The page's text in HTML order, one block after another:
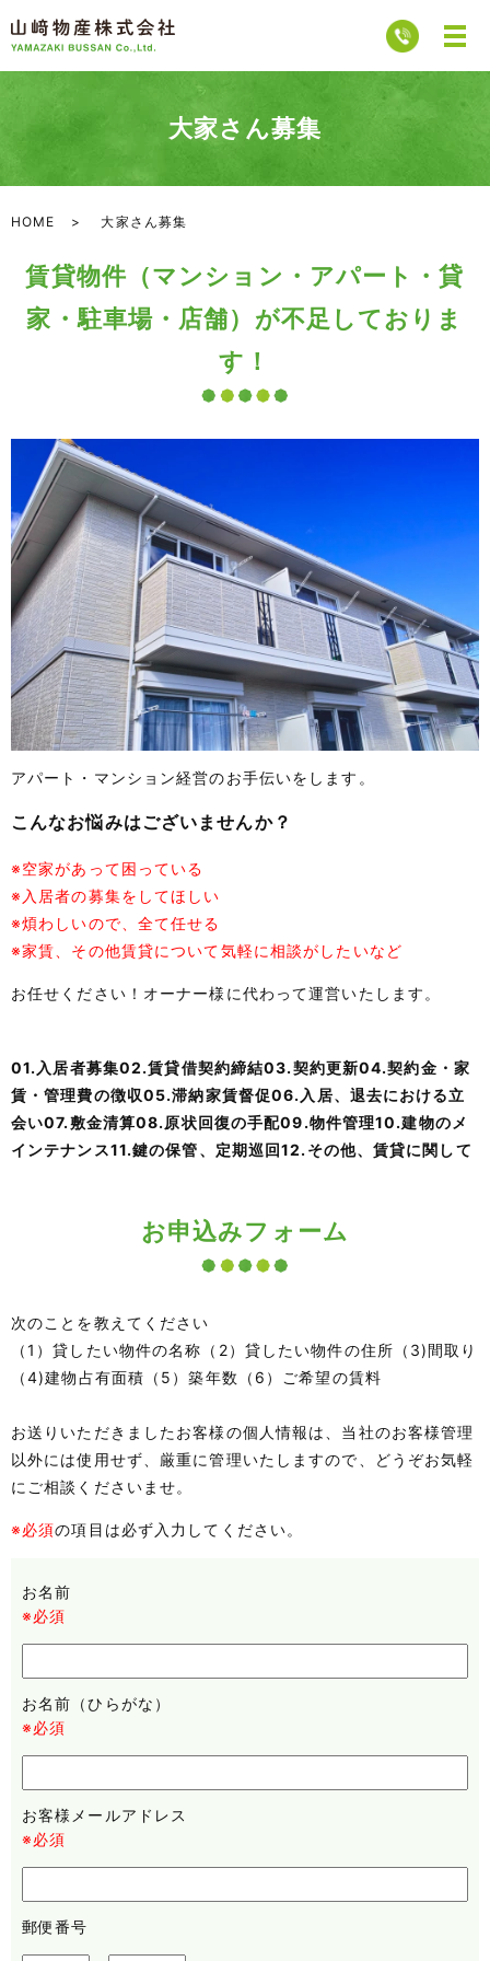
大家さん募集
HOME 大家さん募集
賃貸物件（マンション・アパート・貸
家・駐車場・店舗）が不足しておりま
す！
アパート・マンション経営のお手伝いをします。
こんなお悩みはございませんか？
※空家があって困っている
※入居者の募集をしてほしい
※煩わしいので、全て任せる
※家賃、その他賃貸について気軽に相談がしたいなど
お任せください！オーナー様に代わって運営いたします。
01.入居者募集02.賃貸借契約締結03.契約更新04.契約金・家
賃・管理費の徴収05.滞納家賃督促06.入居、退去における立
会い07.敷金清算08.原状回復の手配09.物件管理10.建物のメ
インテナンス11.鍵の保管、定期巡回12.その他、賃貸に関して
お申込みフォーム
次のことを教えてください
（1）貸したい物件の名称（2）貸したい物件の住所（3)間取り
（4)建物占有面積（5）築年数（6）ご希望の賃料
お送りいただきましたお客様の個人情報は、当社のお客様管理
以外には使用せず、厳重に管理いたしますので、どうぞお気軽
にご相談くださいませ。
※必須の項目は必ず入力してください。
お名前
※必須
お名前（ひらがな）
※必須
お客様メールアドレス
※必須
郵便番号